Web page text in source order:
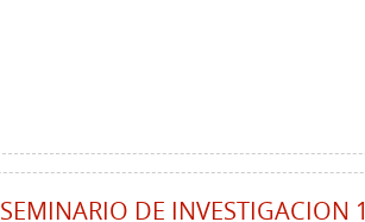
SEMINARIO DE INVESTIGACION 1